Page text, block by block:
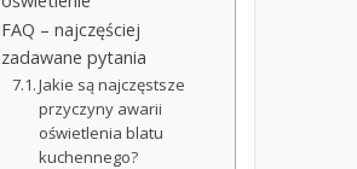
FAQ – najczęściej
zadawane pytania
Jakie są najczęstsze
przyczyny awarii
oświetlenia blatu
kuchennego?